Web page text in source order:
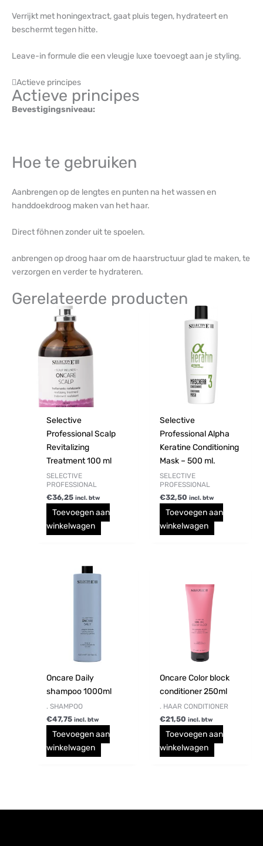
Verrijkt met honingextract, gaat pluis tegen, hydrateert en
beschermt tegen hitte.
Leave-in formule die een vleugje luxe toevoegt aan je styling.
Actieve principes
Actieve principes
Bevestigingsniveau:
Hoe te gebruiken
Aanbrengen op de lengtes en punten na het wassen en
handdoekdroog maken van het haar.
Direct föhnen zonder uit te spoelen.
anbrengen op droog haar om de haarstructuur glad te maken, te
verzorgen en verder te hydrateren.
Gerelateerde producten
Selective
Professional Scalp
Revitalizing
Treatment 100 ml
SELECTIVE
PROFESSIONAL
€36,25 incl. btw
Toevoegen aan
winkelwagen
Selective
Professional Alpha
Keratine Conditioning
Mask – 500 ml.
SELECTIVE
PROFESSIONAL
€32,50 incl. btw
Toevoegen aan
winkelwagen
Oncare Daily
shampoo 1000ml
. SHAMPOO
€47,75 incl. btw
Toevoegen aan
winkelwagen
Oncare Color block
conditioner 250ml
. HAAR CONDITIONER
€21,50 incl. btw
Toevoegen aan
winkelwagen